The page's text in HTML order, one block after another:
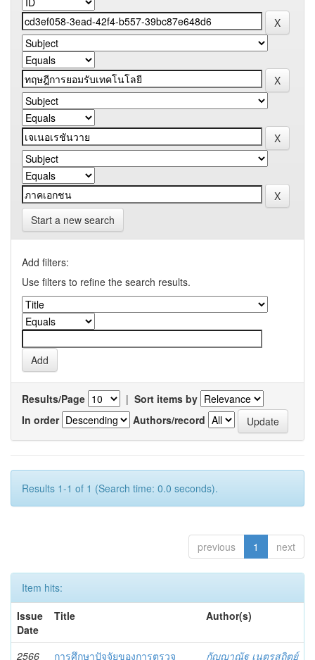
Start a new search
Add filters:
Use filters to refine the search results.
Results/Page | Sort items by
In order
Authors/record
Results 1-1 of 1 (Search time: 0.0 seconds).
previous 1 next
Item hits:
Issue
Date
Title Author(s)
2566
การศึกษาปัจจัยของการตรวจ
กัญญาณัฐ เนตรสถิตย์